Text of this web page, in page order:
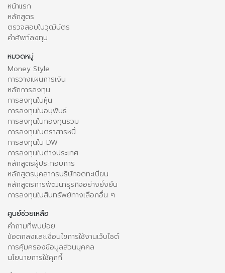
หน้าแรก
หลักสูตร
ตรวจสอบใบวุฒิบัตร
คำศัพท์ลงทุน
หมวดหมู่
Money Style
การวางแผนการเงิน
หลักการลงทุน
การลงทุนในหุ้น
การลงทุนในอนุพันธ์
การลงทุนในกองทุนรวม
การลงทุนในตราสารหนี้
การลงทุนใน DW
การลงทุนในต่างประเทศ
หลักสูตรผู้ประกอบการ
หลักสูตรบุคลากรบริษัทจดทะเบียน
หลักสูตรการพัฒนาธุรกิจอย่างยั่งยืน
การลงทุนในสินทรัพย์ทางเลือกอื่น ๆ
ศูนย์ช่วยเหลือ
คำถามที่พบบ่อย
ข้อตกลงและเงื่อนไขการใช้งานเว็บไซต์
การคุ้มครองข้อมูลส่วนบุคคล
นโยบายการใช้คุกกี้